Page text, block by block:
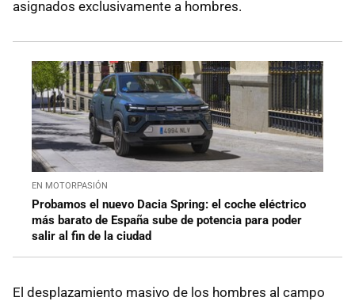
asignados exclusivamente a hombres.
EN MOTORPASIÓN
Probamos el nuevo Dacia Spring: el coche eléctrico
más barato de España sube de potencia para poder
salir al fin de la ciudad
El desplazamiento masivo de los hombres al campo